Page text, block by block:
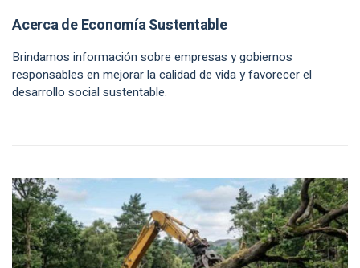
Acerca de Economía Sustentable
Brindamos información sobre empresas y gobiernos
responsables en mejorar la calidad de vida y favorecer el
desarrollo social sustentable.